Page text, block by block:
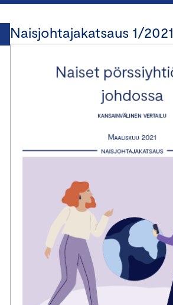
Naisjohtajakatsaus 1/2021